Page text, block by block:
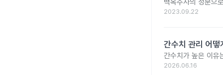
백옥주사의 성분으
2023.09.22
간수치 관리 어
간수치가 높은 이유
2026.06.16